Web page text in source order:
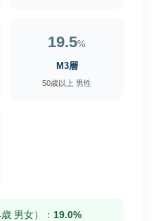
19.5%
M3層
50歳以上 男性
男女）： 19.0%